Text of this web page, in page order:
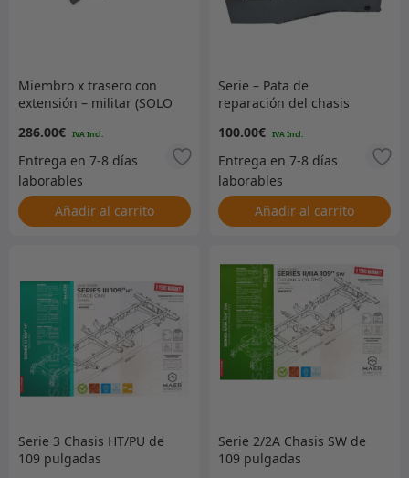
Miembro x trasero con
extensión – militar (SOLO
286.00€
Añadir al carrito
Serie – Pata de
reparación del chasis
100.00€
Añadir al carrito
Serie 3 Chasis HT/PU de
109 pulgadas
Serie 2/2A Chasis SW de
109 pulgadas